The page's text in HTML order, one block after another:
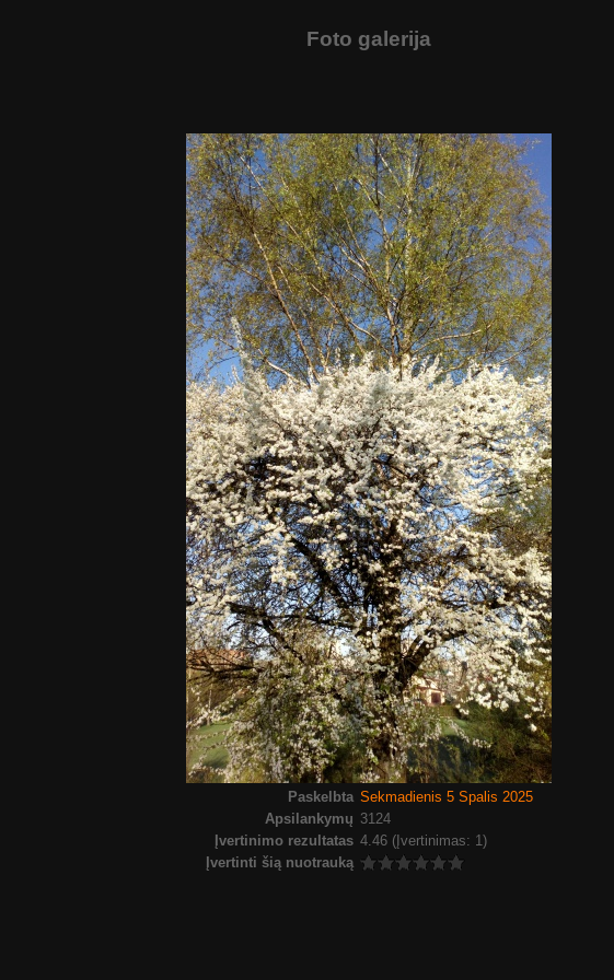
Foto galerija
Paskelbta Sekmadienis 5 Spalis 2025
Apsilankymų 3124
Įvertinimo rezultatas 4.46 (Įvertinimas: 1)
Įvertinti šią nuotrauką